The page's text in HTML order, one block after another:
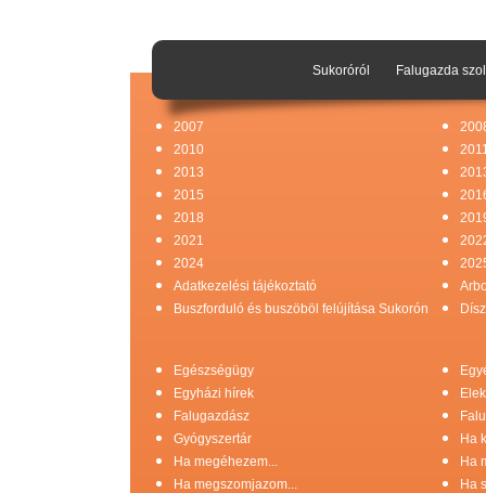
2007
2010
2013
2015
2018
2021
2024
Adatkezelési tájékoztató
Buszforduló és buszöböl felújítása Sukorón
Egészségügy
Egyházi hírek
Falugazdász
Gyógyszertár
Ha
Ha megéhezem...
Ha
Ha megszomjazom...
Ha
Sukoróról Falugazda